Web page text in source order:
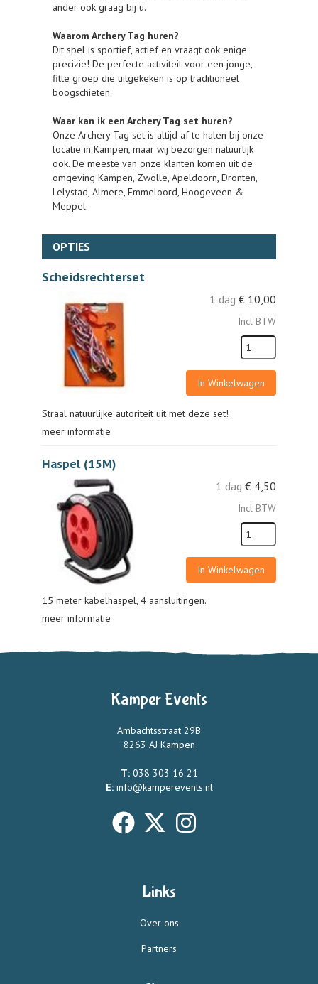
ander ook graag bij u.
Waarom Archery Tag huren?
Dit spel is sportief, actief en vraagt ook enige
precizie! De perfecte activiteit voor een jonge,
fitte groep die uitgekeken is op traditioneel
boogschieten.
Waar kan ik een Archery Tag set huren?
Onze Archery Tag set is altijd af te halen bij onze
locatie in Kampen, maar wij bezorgen natuurlijk
ook. De meeste van onze klanten komen uit de
omgeving Kampen, Zwolle, Apeldoorn, Dronten,
Lelystad, Almere, Emmeloord, Hoogeveen &
Meppel.
OPTIES
Scheidsrechterset
1 dag € 10,00
Incl BTW
In Winkelwagen
Straal natuurlijke autoriteit uit met deze set!
meer informatie
Haspel (15M)
1 dag € 4,50
Incl BTW
In Winkelwagen
15 meter kabelhaspel, 4 aansluitingen.
meer informatie
Kamper Events
Ambachtsstraat 29B
8263 AJ Kampen
T: 038 303 16 21
E: info@kamperevents.nl
Links
Over ons
Partners